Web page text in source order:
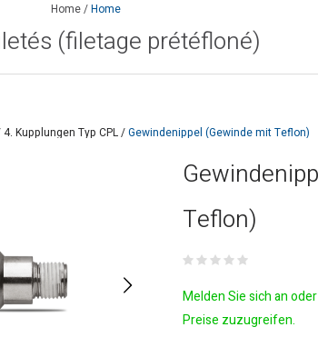
Home/Home
(filetage prétéfloné)
4. Kupplungen Typ CPL/Gewindenippel (Gewinde mit Teflon)
Teflon)
Melden Sie sich an
Preise zuzugreifen.